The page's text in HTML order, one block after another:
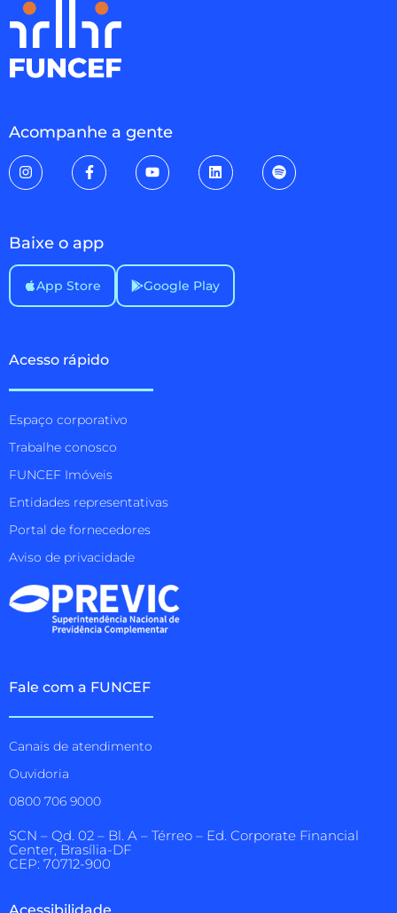
Acompanhe a gente
Baixe o app
App Store Google Play
Acesso rápido
Espaço corporativo
Trabalhe conosco
FUNCEF Imóveis
Entidades representativas
Portal de fornecedores
Aviso de privacidade
Fale com a FUNCEF
Canais de atendimento
Ouvidoria
0800 706 9000
SCN – Qd. 02 – Bl. A – Térreo – Ed. Corporate Financial
Center, Brasília-DF
CEP: 70712-900